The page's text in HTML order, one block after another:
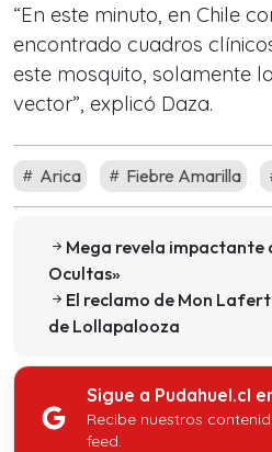
“En este minuto, en Chile
encontrado cuadros
este mosquito, solamente
vector”, explicó Daza.
Arica Fiebre Amarilla
Mega revela impactante
Ocultas»
El reclamo de Mon
de Lollapalooza
Sigue a Pudahuel.cl
Recibe nuestros
feed.